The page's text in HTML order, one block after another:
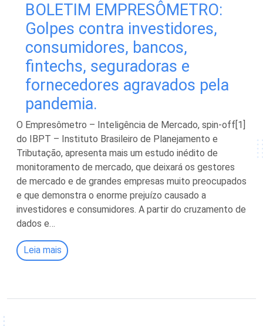
BOLETIM EMPRESÔMETRO:
Golpes contra investidores,
consumidores, bancos,
fintechs, seguradoras e
fornecedores agravados pela
pandemia.
O Empresômetro – Inteligência de Mercado, spin-off[1]
do IBPT – Instituto Brasileiro de Planejamento e
Tributação, apresenta mais um estudo inédito de
monitoramento de mercado, que deixará os gestores
de mercado e de grandes empresas muito preocupados
e que demonstra o enorme prejuízo causado a
investidores e consumidores. A partir do cruzamento de
dados e…
Leia mais